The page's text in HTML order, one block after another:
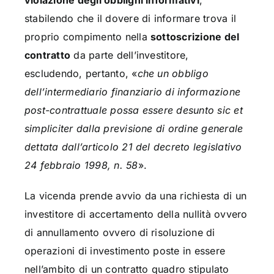
stabilendo che il dovere di informare trova il
proprio compimento nella sottoscrizione del
contratto da parte dell’investitore,
escludendo, pertanto, «che un obbligo
dell’intermediario finanziario di informazione
post-contrattuale possa essere desunto sic et
simpliciter dalla previsione di ordine generale
dettata dall’articolo 21 del decreto legislativo
24 febbraio 1998, n. 58».
La vicenda prende avvio da una richiesta di un
investitore di accertamento della nullità ovvero
di annullamento ovvero di risoluzione di
operazioni di investimento poste in essere
nell’ambito di un contratto quadro stipulato